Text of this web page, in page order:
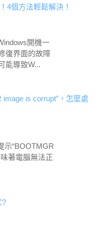
4個方法輕鬆解決！
開機一
復界面的故障
能導致W...
is corrupt”，怎麼處
示“BOOTMGR
著電腦無法正
?